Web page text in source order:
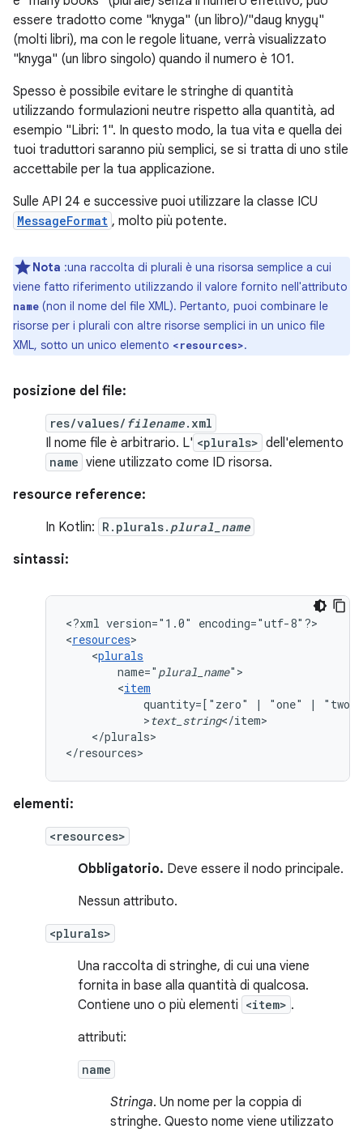
essere tradotto come "knyga" (un libro)/"daug knygų"
(molti libri), ma con le regole lituane, verrà visualizzato
"knyga" (un libro singolo) quando il numero è 101.
Spesso è possibile evitare le stringhe di quantità
utilizzando formulazioni neutre rispetto alla quantità, ad
esempio "Libri: 1". In questo modo, la tua vita e quella dei
tuoi traduttori saranno più semplici, se si tratta di uno stile
accettabile per la tua applicazione.
Sulle API 24 e successive puoi utilizzare la classe ICU
MessageFormat , molto più potente.
Nota :una raccolta di plurali è una risorsa semplice a cui
viene fatto riferimento utilizzando il valore fornito nell'attributo
name (non il nome del file XML). Pertanto, puoi combinare le
risorse per i plurali con altre risorse semplici in un unico file
XML, sotto un unico elemento <resources>.
posizione del file:
res/values/ filename.xml
Il nome file è arbitrario. L' <plurals> dell'elemento
name viene utilizzato come ID risorsa.
resource reference:
In Kotlin: R.plurals. plural_name
sintassi:
<?xml version="1.0"
encoding="utf-8"?>
<resources
<plurals
name=" plural_name
<item
quantity=["zero"
| "one" |
"two"
>text_string
</plurals>
</resources>
elementi:
<resources>
Obbligatorio. Deve essere il nodo principale.
Nessun attributo.
<plurals>
Una raccolta di stringhe, di cui una viene
fornita in base alla quantità di qualcosa.
Contiene uno o più elementi <item> .
attributi:
name
Stringa. Un nome per la coppia di
stringhe. Questo nome viene utilizzato